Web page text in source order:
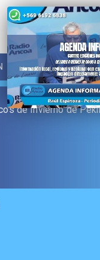
LOCAL
de Invierno de